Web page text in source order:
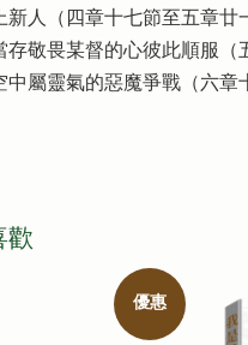
新人（四章十七節至五章廿
存敬畏某督的心彼此順服（
中屬靈氣的惡魔爭戰（六章
歡
優惠